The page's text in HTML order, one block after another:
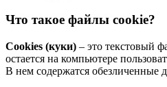
Что такое файлы cookie?
Cookies (куки) – это текстовый
остается на компьютере
В нем содержатся обезличенные